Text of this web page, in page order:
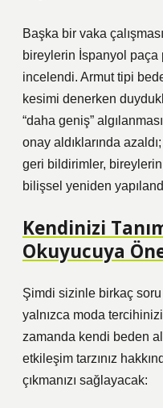
Başka bir vaka
bireylerin İspanyol
incelendi. Armut tipi
kesimi denerken
“daha geniş”
onay aldıklarında
geri bildirimler,
bilişsel yeniden
Kendinizi
Okuyucuya
Şimdi sizinle birkaç
yalnızca moda
zamanda kendi beden
etkileşim tarzınız
çıkmanızı sağlayacak: